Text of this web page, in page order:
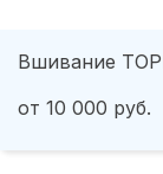
Вшивание
от 10 000 руб.